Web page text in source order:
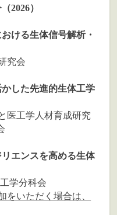
2026）
ける生体信号解析・
究会
した先進的生体工学
医工学人材育成研究
エンスを高める生体
学分科会
いただく場合は、